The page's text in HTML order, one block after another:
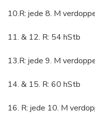
10.R: jede 8. M
11. & 12. R: 54 hStb
13.R: jede 9. M
14. & 15. R: 60 hStb
16. R: jede 10. M